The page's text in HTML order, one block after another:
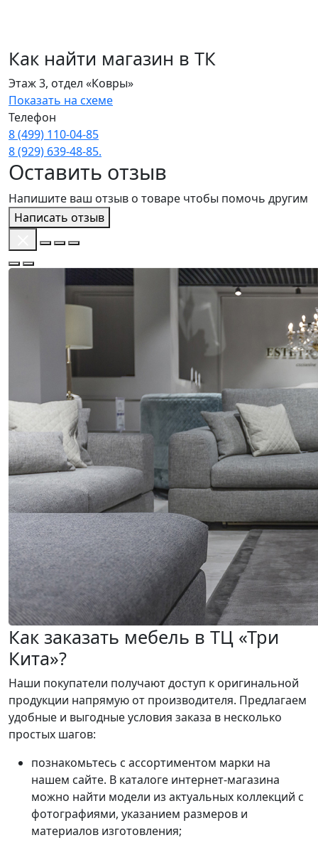
Как найти магазин в ТК
Этаж 3, отдел «Ковры»
Показать на схеме
Телефон
8 (499) 110‑04‑85
8 (929) 639‑48‑85.
Оставить отзыв
Напишите ваш отзыв о товаре чтобы помочь другим
Написать отзыв
Как заказать мебель в ТЦ «Три
Кита»?
Наши покупатели получают доступ к оригинальной
продукции напрямую от производителя. Предлагаем
удобные и выгодные условия заказа в несколько
простых шагов:
познакомьтесь с ассортиментом марки на
нашем сайте. В каталоге интернет-магазина
можно найти модели из актуальных коллекций с
фотографиями, указанием размеров и
материалов изготовления;